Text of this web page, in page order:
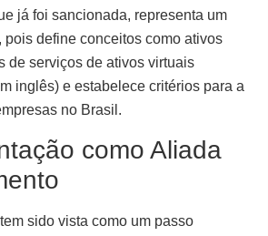
já foi sancionada, representa um
pois define conceitos como ativos
de serviços de ativos virtuais
inglês) e estabelece critérios para a
no Brasil.
como Aliada
sido vista como um passo